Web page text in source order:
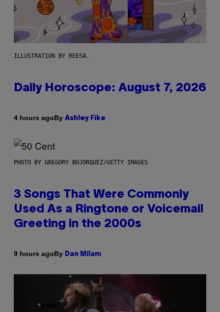
ILLUSTRATION BY REESA.
Daily Horoscope: August 7, 2026
4 hours agoBy Ashley Fike
PHOTO BY GREGORY BOJORQUEZ/GETTY IMAGES
3 Songs That Were Commonly
Used As a Ringtone or Voicemail
Greeting in the 2000s
9 hours agoBy Dan Milam